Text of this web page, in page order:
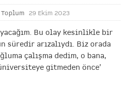
Toplum 29 Ekim 2023
Bu olay kesinlikle bir
süredir arızalıydı. Biz orada
çalışma dedim, o bana,
gitmeden önce’